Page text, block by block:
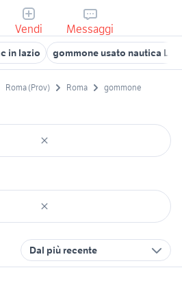
Vendi Messaggi
in lazio gommone usato nautica
Roma (Prov) Roma gommone
Dal più recente